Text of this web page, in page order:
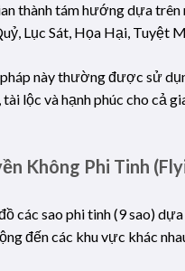
thành tám hướng dựa
Lục Sát, Họa Hại, Tuyệt
này thường được sử
lộc và hạnh phúc cho cả
Không Phi Tinh
các sao phi tinh (9 sao)
đến các khu vực khác